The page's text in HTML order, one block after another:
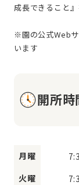
成⻑できること』
※園の公式Web
開所時
月曜
火曜